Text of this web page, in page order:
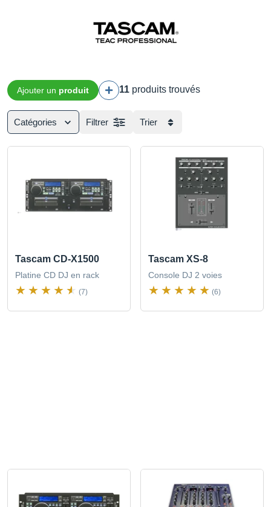
Ajouter un produit 11 produits trouvés
Catégories Filtrer Trier
Tascam CD-X1500
Platine CD DJ en rack
(7)
Tascam XS-8
Console DJ 2 voies
(6)